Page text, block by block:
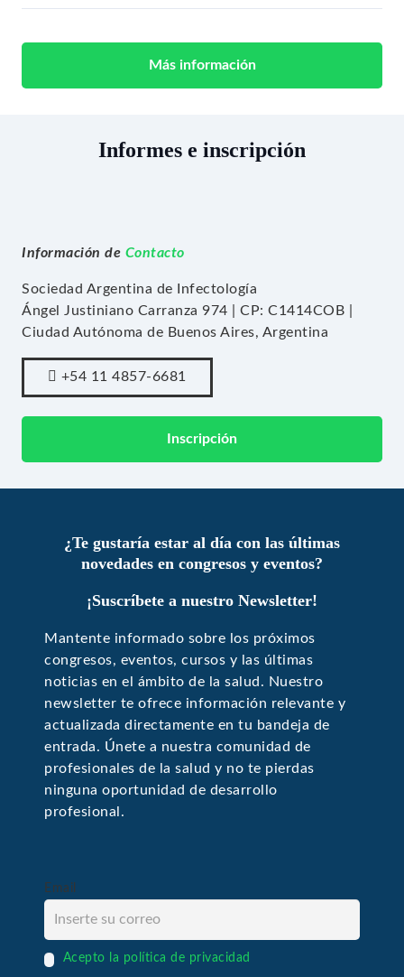
Más información
Informes e inscripción
Información de Contacto
Sociedad Argentina de Infectología
Ángel Justiniano Carranza 974 | CP: C1414COB |
Ciudad Autónoma de Buenos Aires, Argentina
+54 11 4857-6681
Inscripción
¿Te gustaría estar al día con las últimas
novedades en congresos y eventos?
¡Suscríbete a nuestro Newsletter!
Mantente informado sobre los próximos
congresos, eventos, cursos y las últimas
noticias en el ámbito de la salud. Nuestro
newsletter te ofrece información relevante y
actualizada directamente en tu bandeja de
entrada. Únete a nuestra comunidad de
profesionales de la salud y no te pierdas
ninguna oportunidad de desarrollo
profesional.
Email
Acepto la política de privacidad